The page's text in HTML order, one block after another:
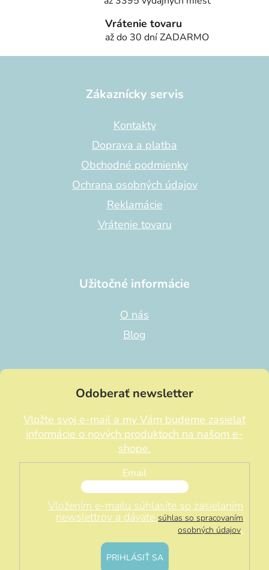
Vrátenie tovaru
až do 30 dní ZADARMO
Zákaznícky servis
Kontakty
Doprava a platba
Obchodné podmienky
Ochrana osobných údajov
Reklamácie
Vrátenie tovaru
Užitočné informácie
O nás
Blog
Odoberať newsletter
Vložte svoj e-mail a my Vám budeme zasielať
informácie o nových produktoch na našom e-
shope.
Email
Vložením e-mailu súhlasíte so zasielaním
newslettrov a dávate súhlas so spracovaním
osobných údajov.
PRIHLÁSIŤ SA